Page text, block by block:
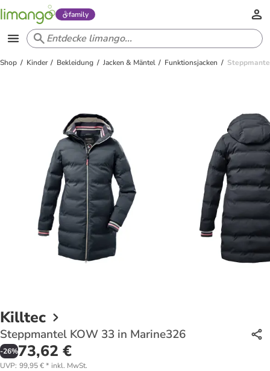
family
Shop Kinder Bekleidung Jacken & Mäntel Funktionsjacken
Killtec
Steppmantel KOW 33 in Marine326
-26%73,62 €
UVP: 99,95 €* inkl. MwSt.